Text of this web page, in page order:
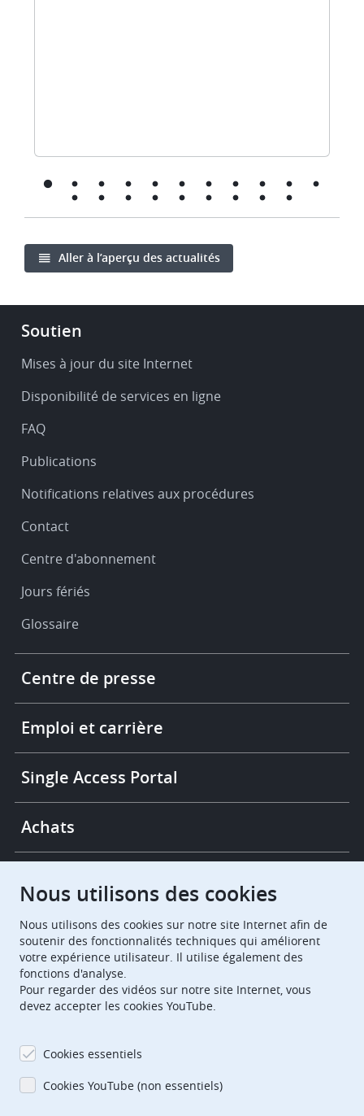
Aller à l’aperçu des actualités
Footer
Service
support
Soutien
Mises à jour du site Internet
Disponibilité de services en ligne
FAQ
Publications
Notifications relatives aux procédures
Contact
Centre d'abonnement
Jours fériés
Glossaire
More
links
Centre de presse
Emploi et carrière
Single Access Portal
Achats
European Patent Office EPO Jobs
EuropeanPatentOffice
EPOorg EPOjobs
Nous utilisons des cookies
Nous utilisons des cookies sur notre site Internet afin de
soutenir des fonctionnalités techniques qui améliorent
votre expérience utilisateur. Il utilise également des
fonctions d'analyse.
Pour regarder des vidéos sur notre site Internet, vous
devez accepter les cookies YouTube.
Cookies essentiels
Cookies YouTube (non essentiels)